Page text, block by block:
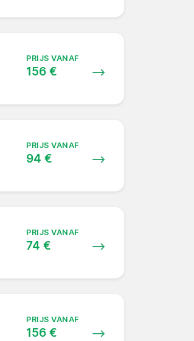
PRIJS VANAF
156 €
PRIJS VANAF
94 €
PRIJS VANAF
74 €
PRIJS VANAF
156 €